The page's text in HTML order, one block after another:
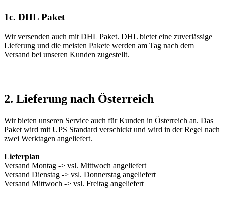
1c. DHL Paket
Wir versenden auch mit DHL Paket. DHL bietet eine zuverlässige
Lieferung und die meisten Pakete werden am Tag nach dem
Versand bei unseren Kunden zugestellt.
2. Lieferung nach Österreich
Wir bieten unseren Service auch für Kunden in Österreich an. Das
Paket wird mit UPS Standard verschickt und wird in der Regel nach
zwei Werktagen angeliefert.
Lieferplan
Versand Montag -> vsl. Mittwoch angeliefert
Versand Dienstag -> vsl. Donnerstag angeliefert
Versand Mittwoch -> vsl. Freitag angeliefert